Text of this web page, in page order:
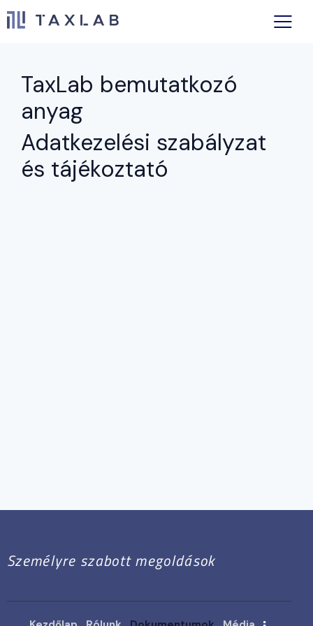
TaxLab bemutatkozó
anyag
Adatkezelési szabályzat
és tájékoztató
Személyre szabott megoldások